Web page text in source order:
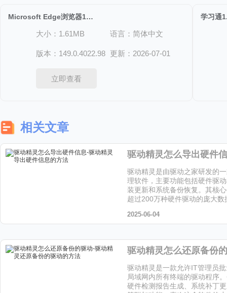
Microsoft Edge浏览器149.0.4022.98
大小：1.61MB 语言：简体中文
版本：149.0.4022.98 更新：2026-07-01
立即查看
学习通
相关文章
驱动精灵是由驱动之家研发的
理软件，主要功能包括硬件驱
装更新和系统备份恢复。其核
超过200万种硬件驱动的庞大数
2025-06-04
驱动精灵是一款允许IT管理员
局域网内所有终端的驱动程序
硬件检测报告生成、系统补丁